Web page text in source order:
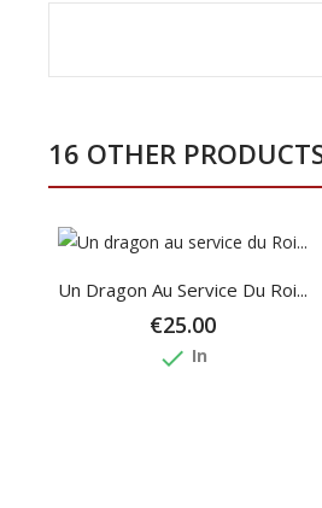
16 OTHER
Un Dragon Au Service Du Roi...
€25.00
done In